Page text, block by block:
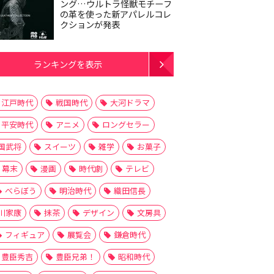
ング…ウルトラ怪獣モチーフ
の革を使った新アパレルコレ
クションが発表
ランキングを表示
江戸時代 戦国時代
大河ドラマ
平安時代
アニメ
ロングセラー
武将
スイーツ 雑学
お菓子
幕末
漫画 時代劇
テレビ
べらぼう
明治時代
織田信長
家康
抹茶 デザイン
文房具
フィギュア
展覧会
鎌倉時代
豊臣秀吉
豊臣兄弟！
昭和時代